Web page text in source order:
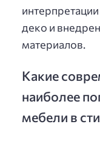
деко и
материалов.
Какие
наиболее
мебели в